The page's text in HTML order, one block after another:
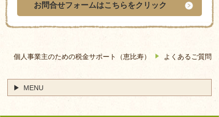
お問合せフォームはこちらをクリック
個人事業主のための税金サポート（恵比寿） よくあるご質問
MENU